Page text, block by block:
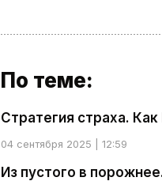
По теме:
Стратегия страха.
04 сентября 2025 | 12:59
Из пустого в